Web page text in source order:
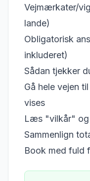
Vejmærkater/
lande)
Obligatorisk
inkluderet)
Sådan tjekker
Gå hele vejen
vises
Læs "vilkår"
Sammenlign
Book med fuld